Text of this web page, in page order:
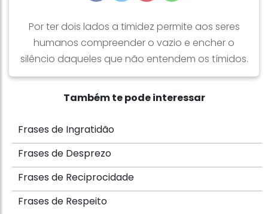
Por ter dois lados a timidez permite aos seres
humanos compreender o vazio e encher o
silêncio daqueles que não entendem os tímidos.
Também te pode interessar
Frases de Ingratidão
Frases de Desprezo
Frases de Reciprocidade
Frases de Respeito